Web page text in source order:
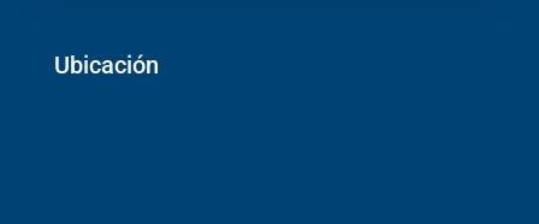
Ubicación